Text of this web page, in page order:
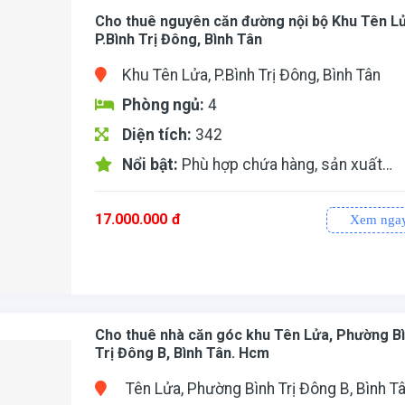
Cho thuê nguyên căn đường nội bộ Khu Tên
P.Bình Trị Đông, Bình Tân
Khu Tên Lửa, P.Bình Trị Đông, Bình Tân
Phòng ngủ:4
Diện tích: 342
Nổi bật: Phù hợp chứa hàng, sản xuất…
17.000.000 đ Xem
Cho thuê nhà căn góc khu Tên Lửa, Phường
Trị Đông B, Bình Tân. Hcm
Tên Lửa, Phường Bình Trị Đông B, Bình